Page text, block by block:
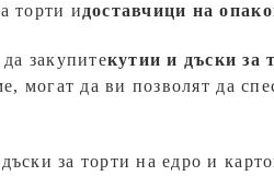
торти идоставчици на
закупитекутии и дъски за
могат да ви позволят да
за торти на едро и